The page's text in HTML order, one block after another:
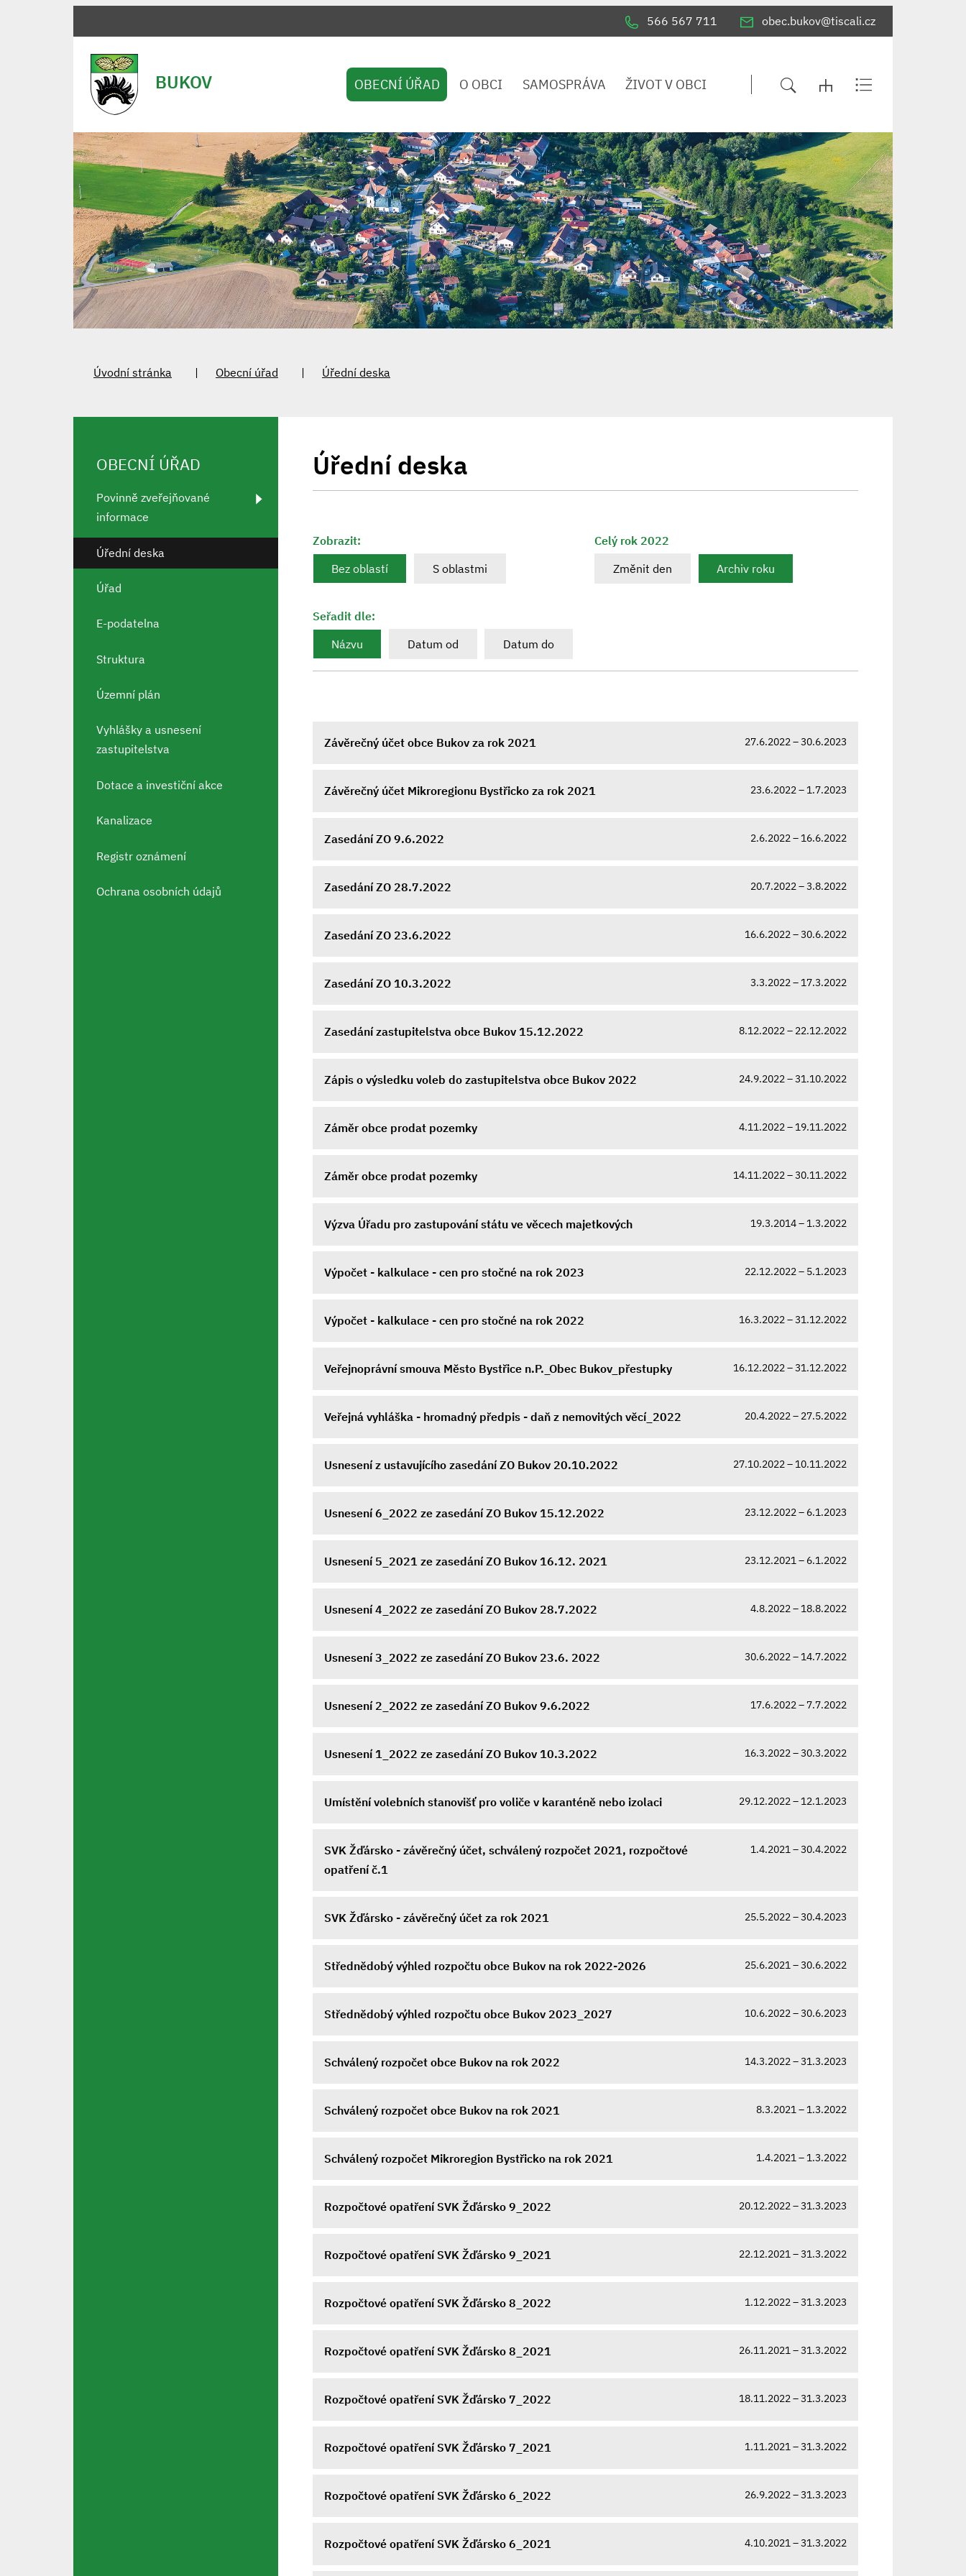
566 567 711 obec.bukov@tiscali.cz
BUKOV OBECNÍ ÚŘAD O OBCI SAMOSPRÁVA ŽIVOT V OBCI
Úvodní stránka Obecní úřad Úřední deska
Úřední deska
Zobrazit:
Bez oblastí
S oblastmi
Celý rok 2022
Změnit den
Archiv roku
Seřadit dle:
Názvu
Datum od Datum do
Závěrečný účet obce Bukov za rok 2021 27.6.2022 – 30.6.2023
Závěrečný účet Mikroregionu Bystřicko za rok 2021 23.6.2022 – 1.7.2023
Zasedání ZO 9.6.2022 2.6.2022 – 16.6.2022
Zasedání ZO 28.7.2022 20.7.2022 – 3.8.2022
Zasedání ZO 23.6.2022 16.6.2022 – 30.6.2022
Zasedání ZO 10.3.2022 3.3.2022 – 17.3.2022
Zasedání zastupitelstva obce Bukov 15.12.2022 8.12.2022 – 22.12.2022
Zápis o výsledku voleb do zastupitelstva obce Bukov 2022 24.9.2022 – 31.10.2022
Záměr obce prodat pozemky 4.11.2022 – 19.11.2022
Záměr obce prodat pozemky 14.11.2022 – 30.11.2022
Výzva Úřadu pro zastupování státu ve věcech majetkových 19.3.2014 – 1.3.2022
Výpočet - kalkulace - cen pro stočné na rok 2023 22.12.2022 – 5.1.2023
Výpočet - kalkulace - cen pro stočné na rok 2022 16.3.2022 – 31.12.2022
Veřejnoprávní smouva Město Bystřice n.P._Obec Bukov_přestupky 16.12.2022 – 31.12.2022
Veřejná vyhláška - hromadný předpis - daň z nemovitých věcí_2022 20.4.2022 – 27.5.2022
Usnesení z ustavujícího zasedání ZO Bukov 20.10.2022 27.10.2022 – 10.11.2022
Usnesení 6_2022 ze zasedání ZO Bukov 15.12.2022 23.12.2022 – 6.1.2023
Usnesení 5_2021 ze zasedání ZO Bukov 16.12. 2021 23.12.2021 – 6.1.2022
Usnesení 4_2022 ze zasedání ZO Bukov 28.7.2022 4.8.2022 – 18.8.2022
Usnesení 3_2022 ze zasedání ZO Bukov 23.6. 2022 30.6.2022 – 14.7.2022
Usnesení 2_2022 ze zasedání ZO Bukov 9.6.2022 17.6.2022 – 7.7.2022
Usnesení 1_2022 ze zasedání ZO Bukov 10.3.2022 16.3.2022 – 30.3.2022
Umístění volebních stanovišť pro voliče v karanténě nebo izolaci 29.12.2022 – 12.1.2023
SVK Žďársko - závěrečný účet, schválený rozpočet 2021, rozpočtové
opatření č.1
1.4.2021 – 30.4.2022
SVK Žďársko - závěrečný účet za rok 2021 25.5.2022 – 30.4.2023
Střednědobý výhled rozpočtu obce Bukov na rok 2022-2026 25.6.2021 – 30.6.2022
Střednědobý výhled rozpočtu obce Bukov 2023_2027 10.6.2022 – 30.6.2023
Schválený rozpočet obce Bukov na rok 2022 14.3.2022 – 31.3.2023
Schválený rozpočet obce Bukov na rok 2021 8.3.2021 – 1.3.2022
Schválený rozpočet Mikroregion Bystřicko na rok 2021 1.4.2021 – 1.3.2022
Rozpočtové opatření SVK Žďársko 9_2022 20.12.2022 – 31.3.2023
Rozpočtové opatření SVK Žďársko 9_2021 22.12.2021 – 31.3.2022
Rozpočtové opatření SVK Žďársko 8_2022 1.12.2022 – 31.3.2023
Rozpočtové opatření SVK Žďársko 8_2021 26.11.2021 – 31.3.2022
Rozpočtové opatření SVK Žďársko 7_2022 18.11.2022 – 31.3.2023
Rozpočtové opatření SVK Žďársko 7_2021 1.11.2021 – 31.3.2022
Rozpočtové opatření SVK Žďársko 6_2022 26.9.2022 – 31.3.2023
Rozpočtové opatření SVK Žďársko 6_2021 4.10.2021 – 31.3.2022
OBECNÍ ÚŘAD
Povinně zveřejňované
informace
Úřední deska
Úřad
E-podatelna
Struktura
Územní plán
Vyhlášky a usnesení
zastupitelstva
Dotace a investiční akce
Kanalizace
Registr oznámení
Ochrana osobních údajů